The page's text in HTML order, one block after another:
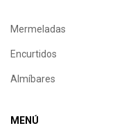
Mermeladas
Encurtidos
Almíbares
MENÚ